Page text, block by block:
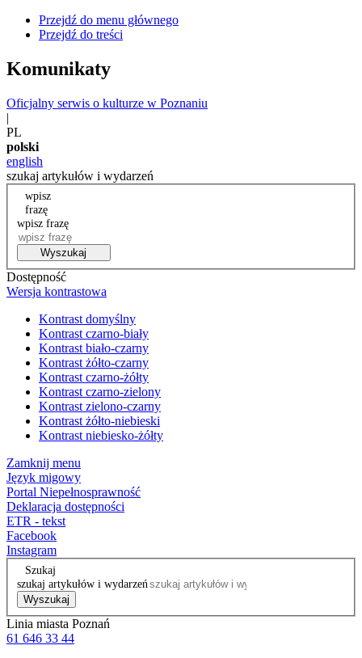
Przejdź do menu głównego
Przejdź do treści
Komunikaty
Oficjalny serwis o kulturze w Poznaniu
|
PL
polski
english
szukaj artykułów i wydarzeń
wpisz
frazę
wpisz frazę
Wyszukaj
Dostępność
Wersja kontrastowa
Kontrast domyślny
Kontrast czarno-biały
Kontrast biało-czarny
Kontrast żółto-czarny
Kontrast czarno-żółty
Kontrast czarno-zielony
Kontrast zielono-czarny
Kontrast żółto-niebieski
Kontrast niebiesko-żółty
Zamknij menu
Język migowy
Portal Niepełnosprawność
Deklaracja dostępności
ETR - tekst
Facebook
Instagram
Szukaj
szukaj artykułów i wydarzeń
Wyszukaj
Linia miasta Poznań
61 646 33 44